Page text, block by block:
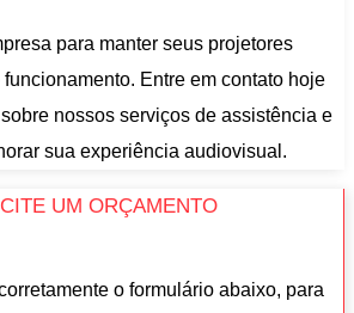
para manter seus projetores
Entre em contato hoje
nossos serviços de assistência e
sua experiência audiovisual.
UM ORÇAMENTO
o formulário abaixo, para